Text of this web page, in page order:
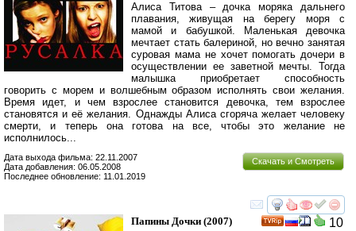
Алиса Титова – дочка моряка дальнего
плавания, живущая на берегу моря с
мамой и бабушкой. Маленькая девочка
мечтает стать балериной, но вечно занятая
суровая мама не хочет помогать дочери в
осуществлении ее заветной мечты. Тогда
малышка приобретает способность
говорить с морем и волшебным образом исполнять свои желания.
Время идет, и чем взрослее становится девочка, тем взрослее
становятся и её желания. Однажды Алиса сгоряча желает человеку
смерти, и теперь она готова на все, чтобы это желание не
исполнилось...
Скачать и Смотреть
Дата выхода фильма: 22.11.2007
Дата добавления: 06.05.2008
Последнее обновление: 11.01.2019
смотреть
10
Папины Дочки (2007)